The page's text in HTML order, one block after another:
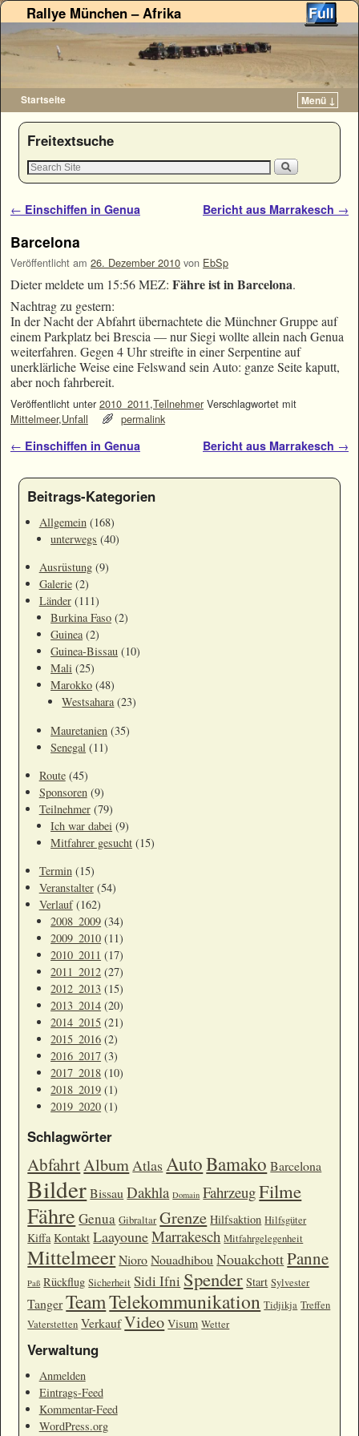
Rallye München – Afrika
Startseite Menü ↓
Zum Inhalt wechseln
Zum sekundären Inhalt wechseln
Freitextsuche
Artikelnavigation
← Einschiffen in Genua Bericht aus Marrakesch →
Barcelona
Veröffentlicht am 26. Dezember 2010 von EbSp
Dieter meldete um 15:56 MEZ: Fähre ist in Barcelona.
Nachtrag zu gestern:
In der Nacht der Abfahrt übernachtete die Münchner Gruppe auf
einem Parkplatz bei Brescia — nur Siegi wollte allein nach Genua
weiterfahren. Gegen 4 Uhr streifte in einer Serpentine auf
unerklärliche Weise eine Felswand sein Auto: ganze Seite kaputt,
aber noch fahrbereit.
Veröffentlicht unter 2010_2011,Teilnehmer Verschlagwortet mit
Mittelmeer,Unfall permalink
Artikelnavigation
← Einschiffen in Genua Bericht aus Marrakesch →
Beitrags-Kategorien
Allgemein(168)
unterwegs (40)
Ausrüstung(9)
Galerie(2)
Länder(111)
Burkina Faso (2)
Guinea(2)
Guinea-Bissau (10)
Mali (25)
Marokko (48)
Westsahara(23)
Mauretanien (35)
Senegal (11)
Route(45)
Sponsoren(9)
Teilnehmer(79)
Ich war dabei (9)
Mitfahrer gesucht (15)
Termin(15)
Veranstalter(54)
Verlauf(162)
2008_2009 (34)
2009_2010 (11)
2010_2011 (17)
2011_2012 (27)
2012_2013 (15)
2013_2014 (20)
2014_2015 (21)
2015_2016 (2)
2016_2017 (3)
2017_2018 (10)
2018_2019 (1)
2019_2020 (1)
Schlagwörter
AbfahrtAlbumAtlas AutoBamako Barcelona
Bilder Bissau Dakhla Domain FahrzeugFilme
Fähre Genua Gibraltar Grenze Hilfsaktion Hilfsgüter
Kiffa Kontakt LaayouneMarrakesch Mitfahrgelegenheit
Mittelmeer Nioro Nouadhibou NouakchottPanne
Paß Rückflug Sicherheit Sidi Ifni Spender Start Sylvester
TangerTeamTelekommunikation Tidjikja Treffen
Vaterstetten VerkaufVideo Visum Wetter
Verwaltung
Anmelden
Eintrags-Feed
Kommentar-Feed
WordPress.org